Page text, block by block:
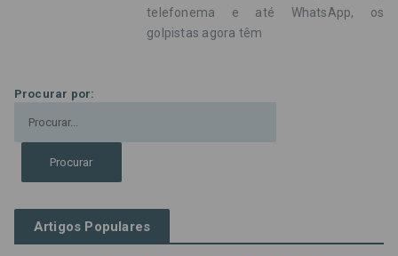
telefonema e até WhatsApp, os
golpistas agora têm
Procurar por:
Artigos Populares